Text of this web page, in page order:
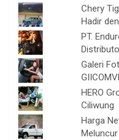
Chery
Hadir
PT.
Galeri
HERO
Ciliwung
Harga